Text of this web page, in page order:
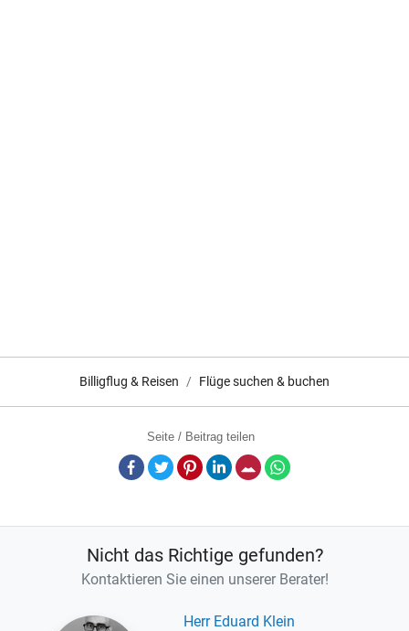
Billigflug & Reisen Flüge suchen & buchen
Seite / Beitrag teilen
Facebook
TwitterPinterestLinkedInE-Mail
Nicht das Richtige gefunden?
Kontaktieren Sie einen unserer Berater!
Herr Eduard Klein